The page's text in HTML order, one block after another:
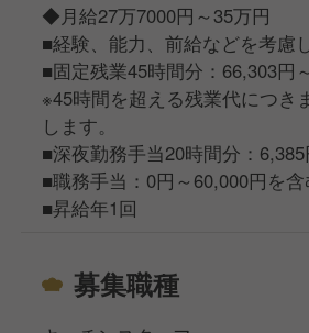
◆月給27万7000円～35万円
■経験、能力、前給などを考慮
■固定残業45時間分：66,303円
※45時間を超える残業代につき
します。
■深夜勤務手当20時間分：
■職務手当：0円～60,000円を含
■昇給年1回
募集職種